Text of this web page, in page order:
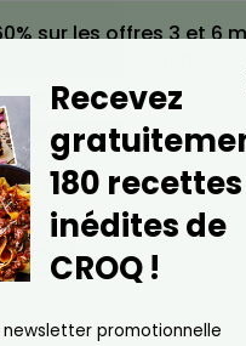
sur les offres 3 et 6
VOIR LA PROMO
KETO
Recevez
180 recettes
inédites de
CROQ !
newsletter promotionnelle